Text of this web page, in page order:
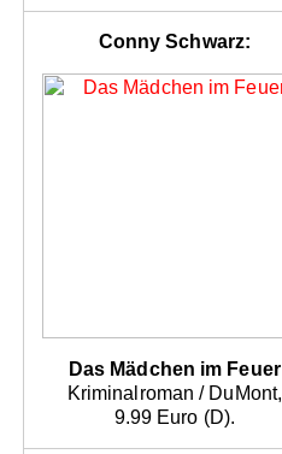
Conny Schwarz:
Das Mädchen im Feuer
Kriminalroman / DuMont,
9.99 Euro (D).